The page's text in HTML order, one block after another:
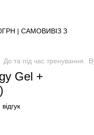
| САМОВИВІЗ З
До та під час тренування
Gel +